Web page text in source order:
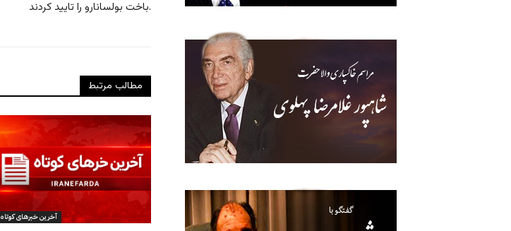
باخت بولسانارو را تایید کردند.
مطالب مرتبط
آخرین خبرهای کوتاه